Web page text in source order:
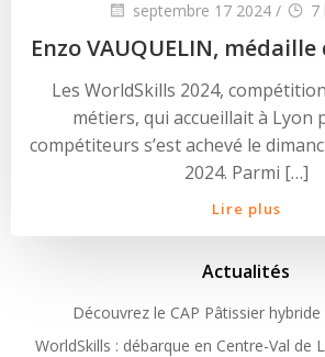
septembre 17 2024 / 7
Enzo VAUQUELIN, médaille
Les WorldSkills 2024,
métiers, qui accueillait à Lyon
compétiteurs s’est achevé le
2024. Parmi […]
Lire plus
Actualités
Découvrez le CAP Pâtissier hybride
WorldSkills : débarque en Centre-Val de